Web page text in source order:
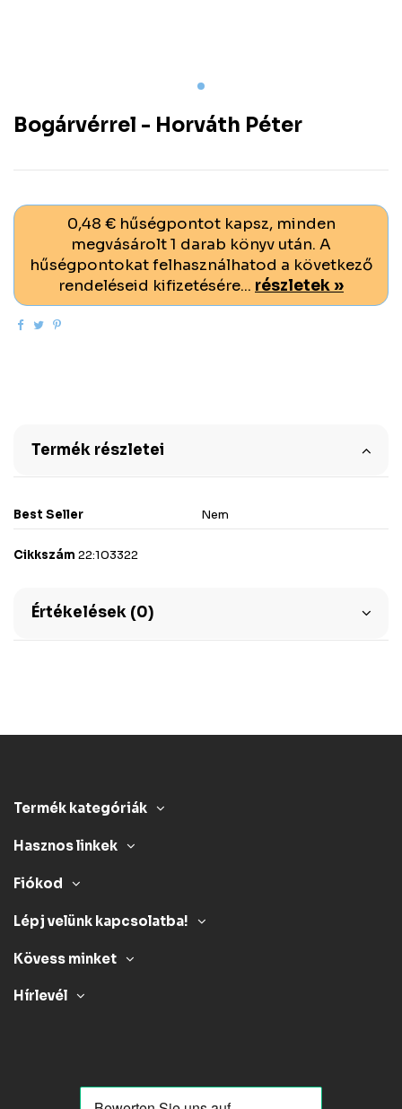
Bogárvérrel - Horváth Péter
0,48 € hűségpontot kapsz, minden
megvásárolt 1 darab könyv után. A
hűségpontokat felhasználhatod a következő
rendeléseid kifizetésére... részletek »
Termék részletei
Best Seller Nem
Cikkszám 22:103322
Értékelések (0)
Termék kategóriák
Hasznos linkek
Fiókod
Lépj velünk kapcsolatba!
Kövess minket
Hírlevél